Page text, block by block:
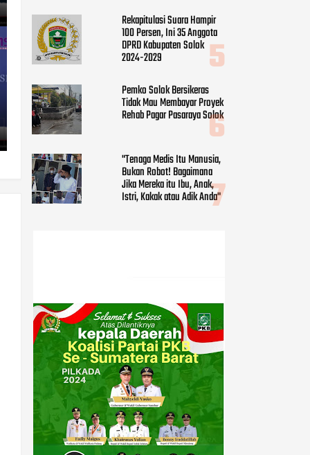
Rekapitulasi Suara Hampir
100 Persen, Ini 35 Anggota
DPRD Kabupaten Solok
2024-2029
Pemko Solok Bersikeras
Tidak Mau Membayar Proyek
Rehab Pagar Pasaraya Solok
"Tenaga Medis Itu Manusia,
Bukan Robot! Bagaimana
Jika Mereka itu Ibu, Anak,
Istri, Kakak atau Adik Anda"